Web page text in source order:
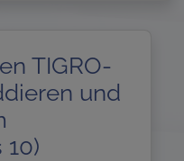
TIGRO-
und